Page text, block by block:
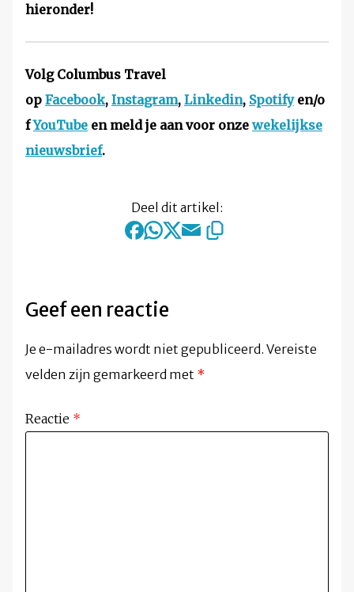
hieronder!
Volg Columbus Travel
op Facebook, Instagram, Linkedin, Spotifyen/o
fYouTube en meld je aan voor onze wekelijkse
nieuwsbrief.
Deel dit artikel:
Geef een reactie
Je e-mailadres wordt niet gepubliceerd. Vereiste
velden zijn gemarkeerd met *
Reactie *